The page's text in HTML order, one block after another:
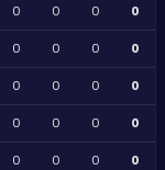
0 0 0 0
0 0 0 0
0 0 0 0
0 0 0 0
0 0 0 0